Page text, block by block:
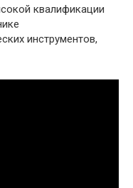
квалификации
инструментов,